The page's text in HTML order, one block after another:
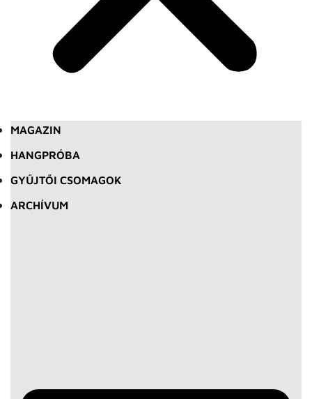
MAGAZIN
HANGPRÓBA
GYŰJTŐI CSOMAGOK
ARCHÍVUM